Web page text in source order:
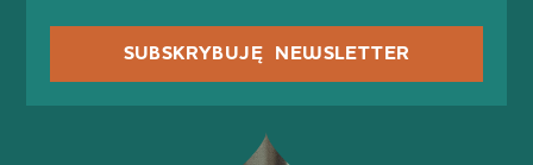
SUBSKRYBUJĘ NEWSLETTER